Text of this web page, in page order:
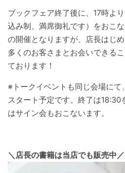
ブックフェア終了後に、17時よ
込み制、満席御礼です）をおこ
の開催となりますが、店長はじ
多くのお客さまとお会いできる
ております！
※トークイベントも同じ会場にて
スタート予定です。終了は18:30
はサイン会もおこないます。
＼店長の書籍は当店でも販売中／